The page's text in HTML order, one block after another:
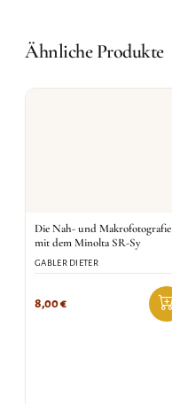
Ähnliche Produkte
Die Nah- und Makrofotografie
mit dem Minolta SR-Sy
GABLER DIETER
8,00€